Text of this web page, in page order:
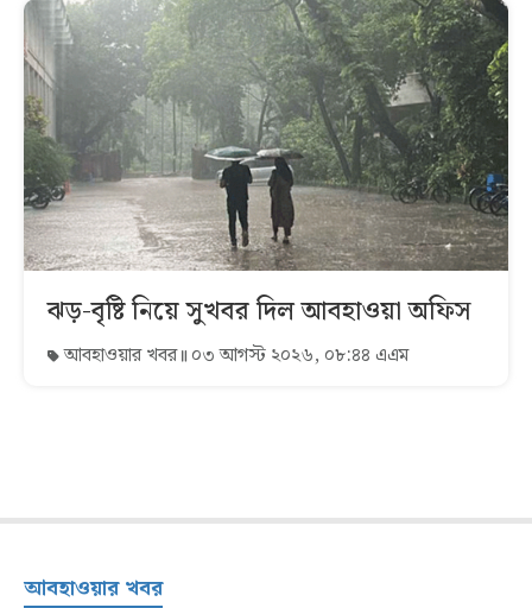
ঝড়-বৃষ্টি নিয়ে সুখবর দিল আবহাওয়া অফিস
আবহাওয়ার খবর ০৩ আগস্ট ২০২৬, ০৮:৪৪ এএম
আবহাওয়ার খবর